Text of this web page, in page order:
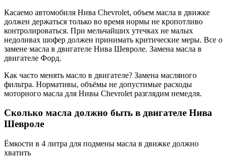
Касаемо автомобиля Нива Chevrolet, объем масла в движке
должен держаться только во время нормы не кропотливо
контролироваться. При мельчайших утечках не малых
недоливах шофер должен принимать критические меры. Все о
замене масла в двигателе Нива Шевроле. Замена масла в
двигателе Форд.
Как часто менять масло в двигателе? Замена масляного
фильтра. Нормативы, объёмы не допустимые расходы
моторного масла для Нивы Chevrolet разглядим немедля.
Сколько масла должно быть в двигателе Нива
Шевроле
Ёмкости в 4 литра для подмены масла в движке должно
хватить